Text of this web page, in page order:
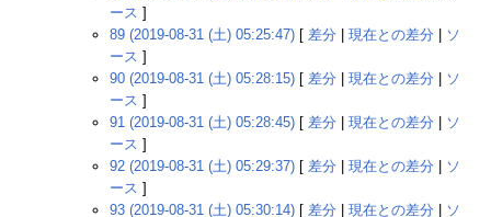
ース ]
89 (2019-08-31 (土) 05:25:47) [ 差分 現在との差分
ソ
ース ]
90 (2019-08-31 (土) 05:28:15) [ 差分 現在との差分
ソ
ース ]
91 (2019-08-31 (土) 05:28:45) [ 差分 現在との差分
ソ
ース ]
92 (2019-08-31 (土) 05:29:37) [ 差分 現在との差分
ソ
ース ]
93 (2019-08-31 (土) 05:30:14) [ 差分 現在との差分
ソ